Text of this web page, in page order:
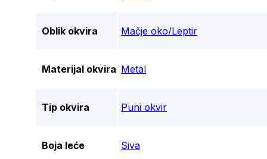
Oblik okvira Mačje oko/Leptir
Materijal okvira Metal
Tip okvira Puni okvir
Boja leće Siva